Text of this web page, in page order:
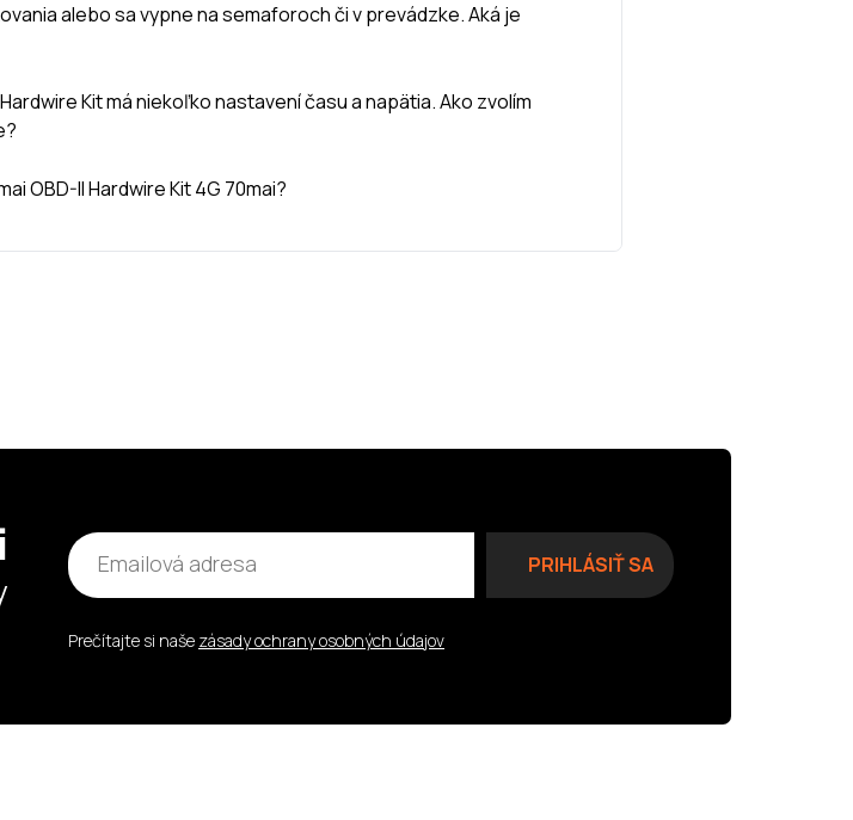
alebo sa vypne na semaforoch či v prevádzke. Aká je
Kit má niekoľko nastavení času a napätia. Ako zvolím
OBD-II Hardwire Kit 4G 70mai?
Prečítajte si naše zásady ochrany osobných údajov